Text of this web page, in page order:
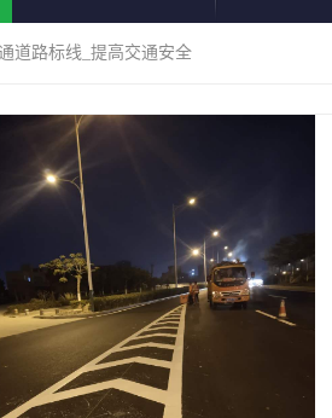
道路标线_提高交通安全